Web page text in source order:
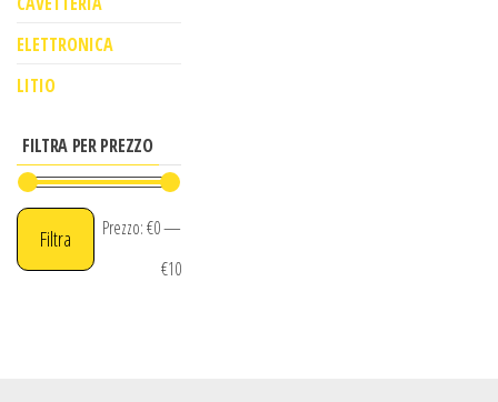
ELETTRONICA
LITIO
FILTRA PER PREZZO
Filtra Prezzo:€0—
€10